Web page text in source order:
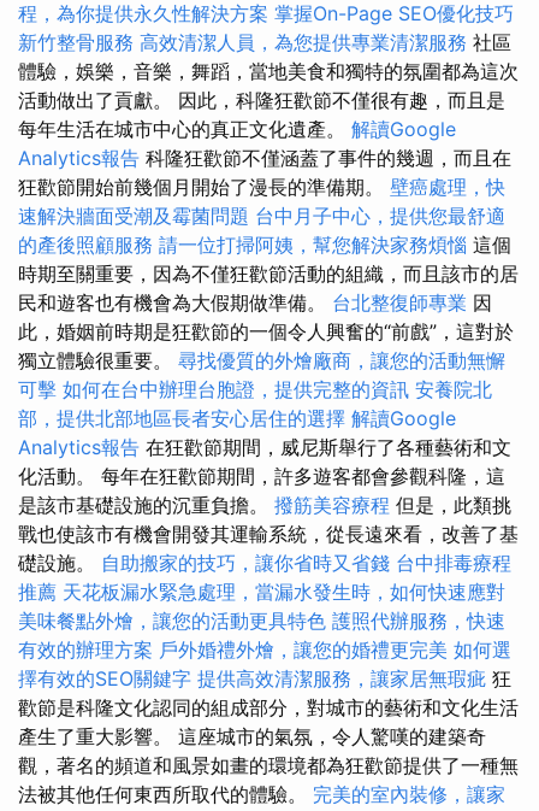
程，為你提供永久性解決方案 掌握On-Page SEO優化技巧
新竹整骨服務 高效清潔人員，為您提供專業清潔服務 社區
體驗，娛樂，音樂，舞蹈，當地美食和獨特的氛圍都為這次
活動做出了貢獻。 因此，科隆狂歡節不僅很有趣，而且是
每年生活在城市中心的真正文化遺產。 解讀Google
Analytics報告 科隆狂歡節不僅涵蓋了事件的幾週，而且在
狂歡節開始前幾個月開始了漫長的準備期。 壁癌處理，快
速解決牆面受潮及霉菌問題 台中月子中心，提供您最舒適
的產後照顧服務 請一位打掃阿姨，幫您解決家務煩惱 這個
時期至關重要，因為不僅狂歡節活動的組織，而且該市的居
民和遊客也有機會為大假期做準備。 台北整復師專業 因
此，婚姻前時期是狂歡節的一個令人興奮的“前戲”，這對於
獨立體驗很重要。 尋找優質的外燴廠商，讓您的活動無懈
可擊 如何在台中辦理台胞證，提供完整的資訊 安養院北
部，提供北部地區長者安心居住的選擇 解讀Google
Analytics報告 在狂歡節期間，威尼斯舉行了各種藝術和文
化活動。 每年在狂歡節期間，許多遊客都會參觀科隆，這
是該市基礎設施的沉重負擔。 撥筋美容療程 但是，此類挑
戰也使該市有機會開發其運輸系統，從長遠來看，改善了基
礎設施。 自助搬家的技巧，讓你省時又省錢 台中排毒療程
推薦 天花板漏水緊急處理，當漏水發生時，如何快速應對
美味餐點外燴，讓您的活動更具特色 護照代辦服務，快速
有效的辦理方案 戶外婚禮外燴，讓您的婚禮更完美 如何選
擇有效的SEO關鍵字 提供高效清潔服務，讓家居無瑕疵 狂
歡節是科隆文化認同的組成部分，對城市的藝術和文化生活
產生了重大影響。 這座城市的氣氛，令人驚嘆的建築奇
觀，著名的頻道和風景如畫的環境都為狂歡節提供了一種無
法被其他任何東西所取代的體驗。 完美的室內裝修，讓家